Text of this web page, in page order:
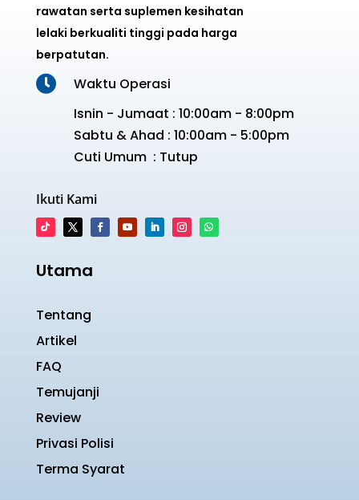
rawatan serta suplemen kesihatan
lelaki berkualiti tinggi pada harga
berpatutan.

Waktu Operasi
Isnin - Jumaat : 10:00am - 8:00pm
Sabtu & Ahad : 10:00am - 5:00pm
Cuti Umum : Tutup
Ikuti Kami
Utama
Tentang
Artikel
FAQ
Temujanji
Review
Privasi Polisi
Terma Syarat